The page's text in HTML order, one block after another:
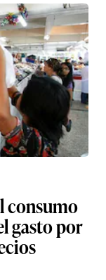
consumo
gasto por